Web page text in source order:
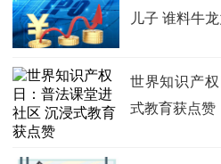
儿子 谁料牛
世界知识产
式教育获点赞